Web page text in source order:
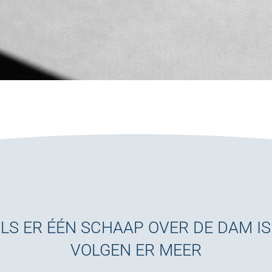
ER ÉÉN SCHAAP OVER DE DAM
VOLGEN ER MEER